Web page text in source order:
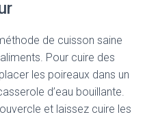
de cuisson saine
Pour cuire des
les poireaux dans un
d’eau bouillante.
et laissez cuire les